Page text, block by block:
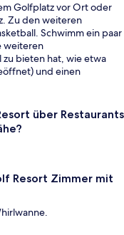
Golfplatz vor Ort oder
Zu den weiteren
Schwimm ein paar
weiteren
bieten hat, wie etwa
und einen
über Restaurants
Resort Zimmer mit